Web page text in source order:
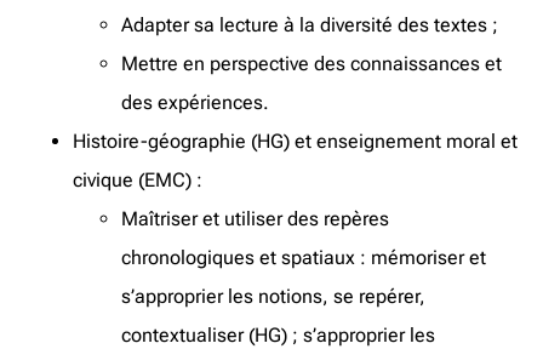
Adapter sa lecture à la diversité des textes ;
Mettre en perspective des connaissances et
des expériences.
Histoire-géographie (HG) et enseignement moral et
civique (EMC) :
Maîtriser et utiliser des repères
chronologiques et spatiaux : mémoriser et
s’approprier les notions, se repérer,
contextualiser (HG) ; s’approprier les